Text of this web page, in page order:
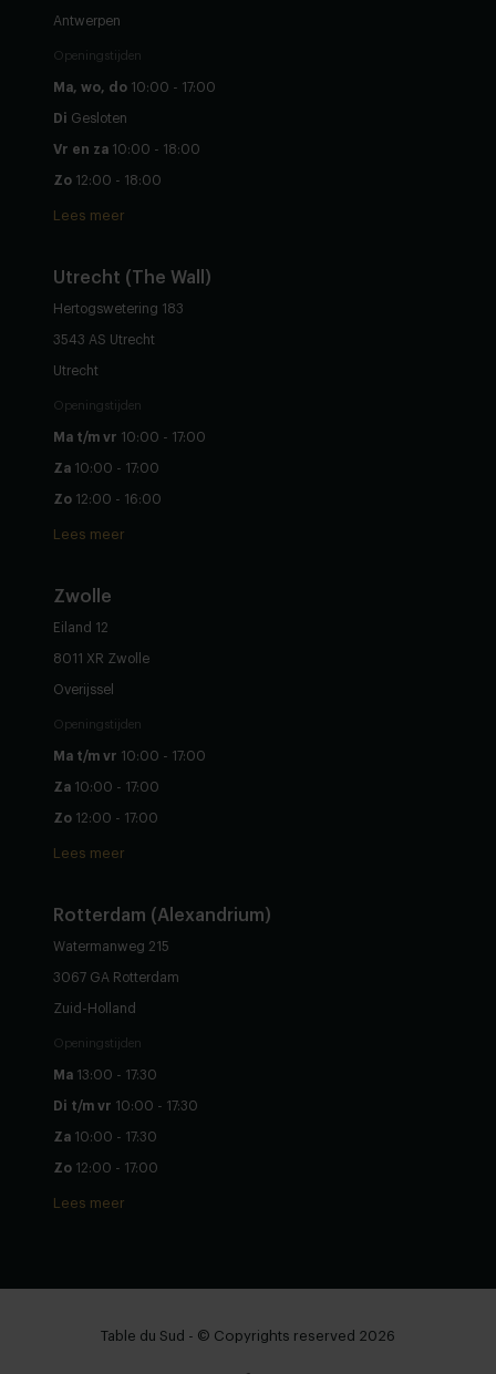
Antwerpen
Openingstijden
Ma, wo, do 10:00 - 17:00
Di Gesloten
Vr en za 10:00 - 18:00
Zo 12:00 - 18:00
Lees meer
Utrecht (The Wall)
Hertogswetering 183
3543 AS Utrecht
Utrecht
Openingstijden
Ma t/m vr 10:00 - 17:00
Za 10:00 - 17:00
Zo 12:00 - 16:00
Lees meer
Zwolle
Eiland 12
8011 XR Zwolle
Overijssel
Openingstijden
Ma t/m vr 10:00 - 17:00
Za 10:00 - 17:00
Zo 12:00 - 17:00
Lees meer
Rotterdam (Alexandrium)
Watermanweg 215
3067 GA Rotterdam
Zuid-Holland
Openingstijden
Ma 13:00 - 17:30
Di t/m vr 10:00 - 17:30
Za 10:00 - 17:30
Zo 12:00 - 17:00
Lees meer
Table du Sud - © Copyrights reserved 2026